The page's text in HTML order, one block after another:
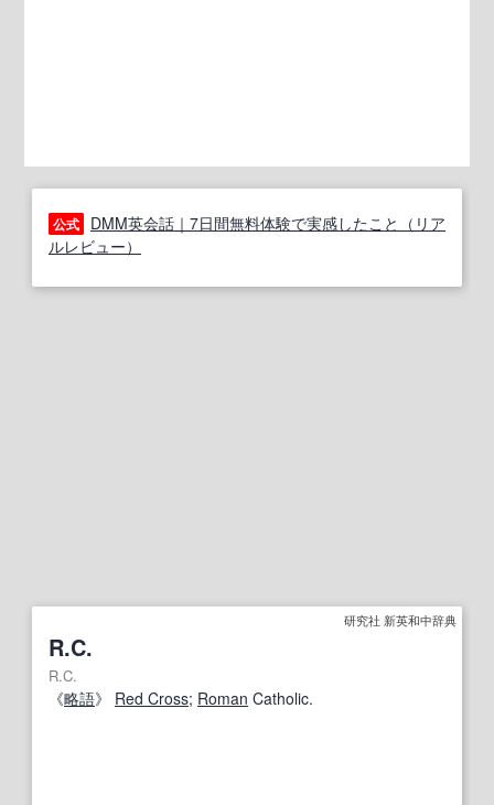
公式
DMM英会話｜7日間無料体験で実感したこと（リア
ルレビュー）
研究社 新英和中辞典
R.C.
R.C.
《略語》 Red Cross; Roman Catholic.